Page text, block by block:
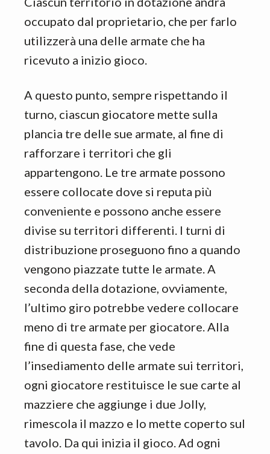
occupato dal proprietario, che per farlo
utilizzerà una delle armate che ha
ricevuto a inizio gioco.
A questo punto, sempre rispettando il
turno, ciascun giocatore mette sulla
plancia tre delle sue armate, al fine di
rafforzare i territori che gli
appartengono. Le tre armate possono
essere collocate dove si reputa più
conveniente e possono anche essere
divise su territori differenti. I turni di
distribuzione proseguono fino a quando
vengono piazzate tutte le armate. A
seconda della dotazione, ovviamente,
l’ultimo giro potrebbe vedere collocare
meno di tre armate per giocatore. Alla
fine di questa fase, che vede
l’insediamento delle armate sui territori,
ogni giocatore restituisce le sue carte al
mazziere che aggiunge i due Jolly,
rimescola il mazzo e lo mette coperto sul
tavolo. Da qui inizia il gioco. Ad ogni